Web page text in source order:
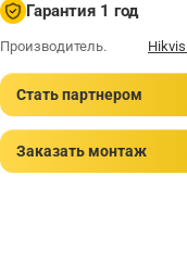
Гарантия 1 год
Производитель.
Стать партнером
Заказать монтаж